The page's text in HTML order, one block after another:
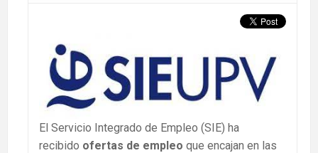
El Servicio Integrado de Empleo (SIE) ha
recibido ofertas de empleo que encajan en las